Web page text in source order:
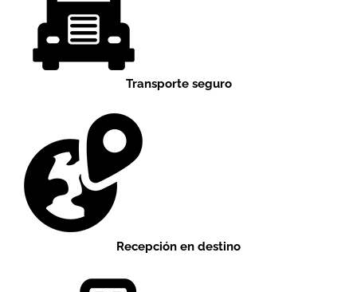
Transporte seguro
Recepción en destino